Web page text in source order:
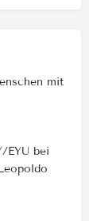
mit
EYU bei